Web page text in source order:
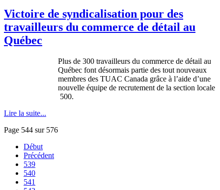
Victoire de syndicalisation pour des
travailleurs du commerce de détail au
Québec
Plus de 300 travailleurs du commerce de détail au
Québec font désormais partie des tout nouveaux
membres des TUAC Canada grâce à l’aide d’une
nouvelle équipe de recrutement de la section locale
500.
Lire la suite...
Page 544 sur 576
Début
Précédent
539
540
541